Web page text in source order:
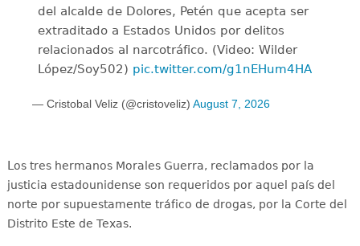
del alcalde de Dolores, Petén que acepta ser
extraditado a Estados Unidos por delitos
relacionados al narcotráfico. (Video: Wilder
López/Soy502) pic.twitter.com/g1nEHum4HA
— Cristobal Veliz (@cristoveliz) August 7, 2026
Los tres hermanos Morales Guerra, reclamados por la
justicia estadounidense son requeridos por aquel país del
norte por supuestamente tráfico de drogas, por la Corte del
Distrito Este de Texas.